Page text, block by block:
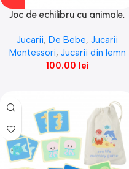
Joc de echilibru cu animale,
Jucarii, De Bebe, Jucarii
Montessori, Jucarii din lemn
100.00 lei